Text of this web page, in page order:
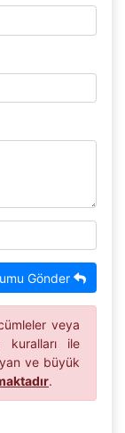
Gönder
veya
kuralları ile
ve büyük
.